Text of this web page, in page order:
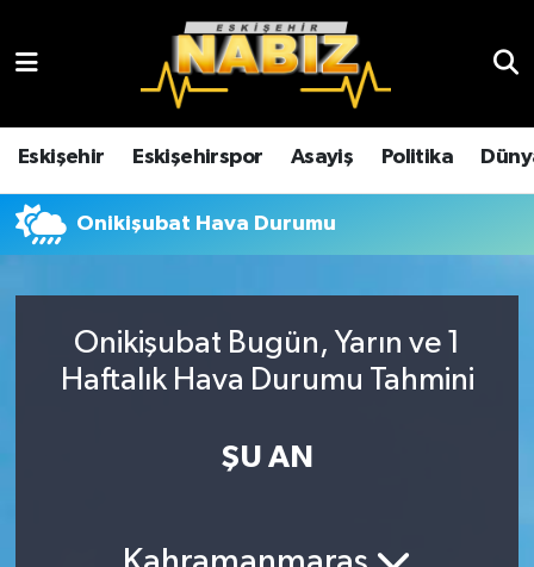
Eskişehir Eskişehirspor Asayiş Politika
Onikişubat Hava Durumu
Onikişubat Bugün, Yarın ve 1
Haftalık Hava Durumu Tahmini
ŞU AN
Çevre
Dünya
Ekonomi
Eskişehir
Eskişehir Hava Durumu
Eskişehir Trafik Yoğunluk Haritası
TFF 3.Lig 4.Grup Puan Durumu ve Fikstür
Son Dakika Haberleri
Haber Arşivi